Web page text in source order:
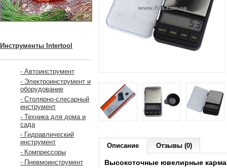
Инструменты Intertool
- Автоинструмент
- Электроинструмент и
оборудование
- Столярно-слесарный
инструмент
- Техника для дома и
сада
- Гидравлический
инструмент
- Компрессоры
- Пневмоинструмент
Описание Отзывы (0)
Высокоточные ювелирные